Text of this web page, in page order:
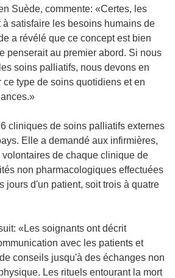
Suède, commente: «Certes, les
satisfaire les besoins humains de
a révélé que ce concept est bien
penserait au premier abord. Si nous
soins palliatifs, nous devons en
type de soins quotidiens et en
cliniques de soins palliatifs externes
Elle a demandé aux infirmières,
de chaque clinique de
non pharmacologiques effectuées
jours d'un patient, soit trois à quatre
«Les soignants ont décrit
avec les patients et
conseils jusqu'à des échanges non
Les rituels entourant la mort